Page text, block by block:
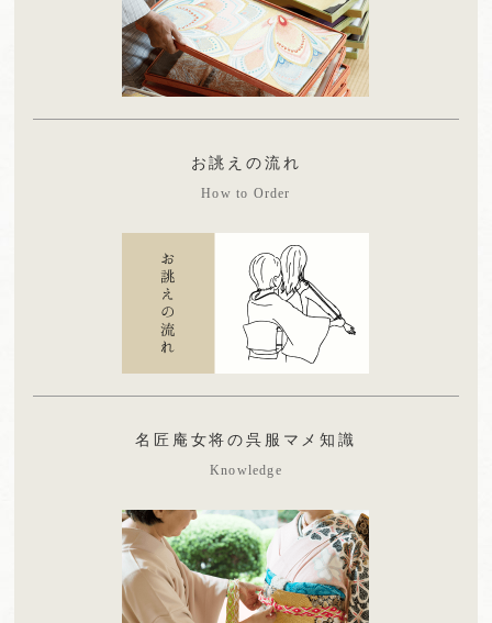
お誂えの流れ
How to Order
名匠庵女将の呉服マメ知識
Knowledge